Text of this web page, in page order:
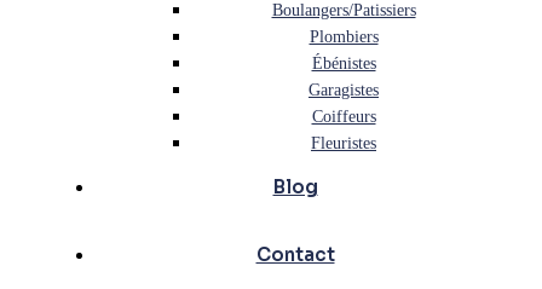
Boulangers/Patissiers
Plombiers
Ébénistes
Garagistes
Coiffeurs
Fleuristes
Blog
Contact